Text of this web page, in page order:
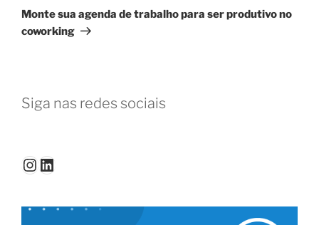
post
Monte sua agenda de trabalho para ser produtivo no
coworking
Siga nas redes sociais
Instagram
LinkedIn